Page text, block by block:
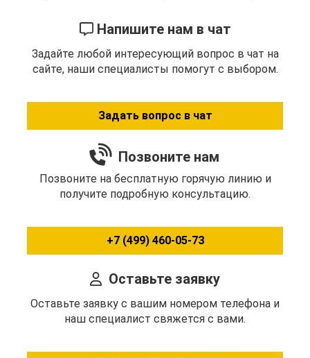
Напишите нам в чат
Задайте любой интересующий вопрос в чат на
сайте, наши специалисты помогут с выбором.
Задать вопрос в чат
Позвоните нам
Позвоните на бесплатную горячую линию и
получите подробную консультацию.
+7 (499) 460-05-73
Оставьте заявку
Оставьте заявку с вашим номером телефона и
наш специалист свяжется с вами.